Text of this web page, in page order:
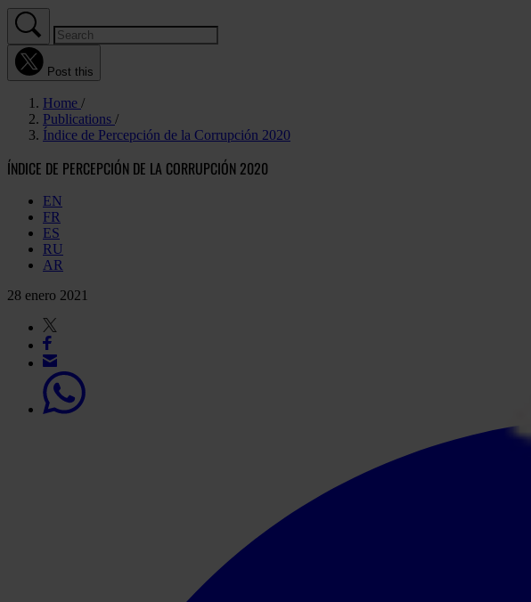
Post this
Home
Publications
Índice de Percepción de la Corrupción 2020
ÍNDICE DE PERCEPCIÓN DE LA CORRUPCIÓN 2020
EN
FR
ES
RU
AR
28 enero 2021